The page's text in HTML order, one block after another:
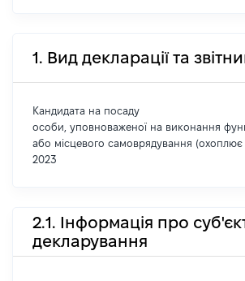
1. Вид декларації та
Кандидата на посаду
особи, уповноваженої на виконання
або місцевого самоврядування (охоплює
2023
2.1. Інформація про
декларування